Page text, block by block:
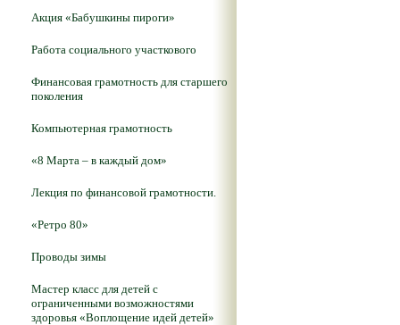
Акция «Бабушкины пироги»
Работа социального участкового
Финансовая грамотность для старшего
поколения
Компьютерная грамотность
«8 Марта – в каждый дом»
Лекция по финансовой грамотности.
«Ретро 80»
Проводы зимы
Мастер класс для детей с
ограниченными возможностями
здоровья «Воплощение идей детей»